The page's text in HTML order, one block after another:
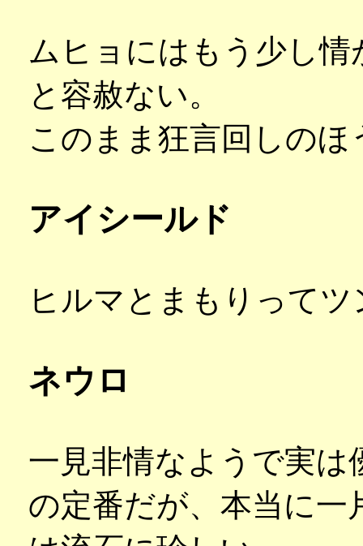
ムヒョにはもう少し
と容赦ない。
このまま狂言回しの
アイシールド
ヒルマとまもりって
ネウロ
一見非情なようで実
の定番だが、本当に